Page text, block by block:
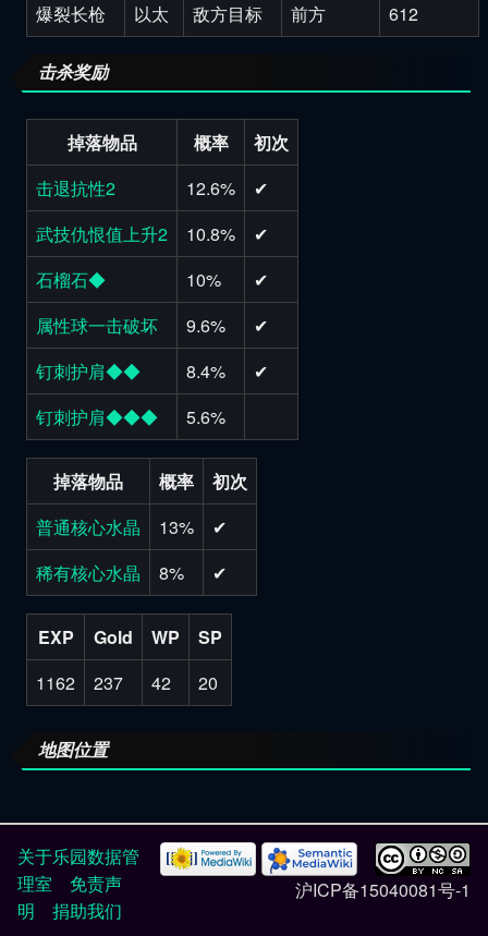
爆裂长枪
以太 敌方目标 前方 612
击杀奖励
掉落物品 概率
初次
击退抗性2
12.6%
✔
武技仇恨值上升2
10.8%
✔
石榴石◆
10%
✔
属性球一击破坏
9.6%
✔
钉刺护肩◆◆
8.4%
✔
钉刺护肩◆◆◆
5.6%
掉落物品 概率
初次
普通核心水晶
13%
✔
稀有核心水晶
8% ✔
EXP Gold WP
SP
1162
237 42 20
地图位置
沪ICP备15040081号-1
关于乐园数据管
理室
免责声
明
捐助我们